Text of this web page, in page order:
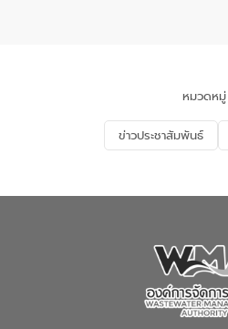
สร้างจิ
หัวข้อ
เบื้องต้น
ผลกระ
ปิฏการ
หมวดหมู่
ข่าวประชาสัมพันธ์